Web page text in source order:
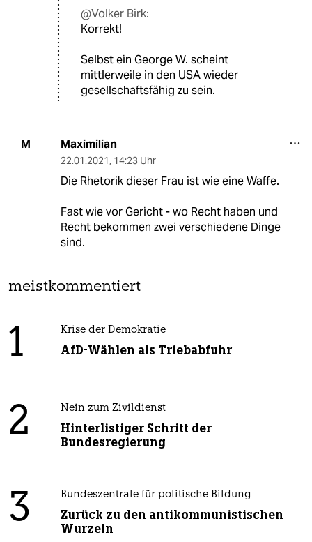
@Volker Birk:
Korrekt!
Selbst ein George W. scheint
mittlerweile in den USA wieder
gesellschaftsfähig zu sein.
M Maximilian
22.01.2021, 14:23 Uhr
Die Rhetorik dieser Frau ist wie eine Waffe.
Fast wie vor Gericht - wo Recht haben und
Recht bekommen zwei verschiedene Dinge
sind.
meistkommentiert
1 Krise der Demokratie
AfD-Wählen als Triebabfuhr
2 Nein zum Zivildienst
Hinterlistiger Schritt der
Bundesregierung
3 Bundeszentrale für politische Bildung
Zurück zu den antikommunistischen
Wurzeln